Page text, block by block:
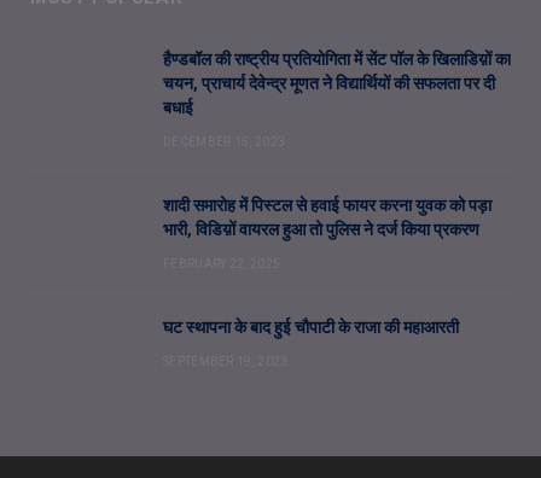
हैण्डबॉल की राष्ट्रीय प्रतियोगिता में सेंट पॉल के खिलाडिय़ों का
चयन, प्राचार्य देवेन्द्र मूणत ने विद्यार्थियों की सफलता पर दी
बधाई
शादी समारोह में पिस्टल से हवाई फायर करना युवक को पड़ा
भारी, विडिय़ों वायरल हुआ तो पुलिस ने दर्ज किया प्रकरण
घट स्थापना के बाद हुई चौपाटी के राजा की महाआरती